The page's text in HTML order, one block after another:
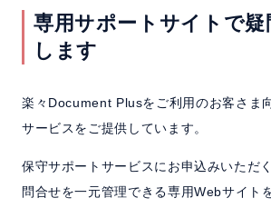
セミナー
クラウド版
お問い合わせ／資料請求
専用サポートサイトで疑
します
楽々Document Plusをご利用のお客さま
サービスをご提供しています。
保守サポートサービスにお申込みいただ
問合せを一元管理できる専用Webサイト